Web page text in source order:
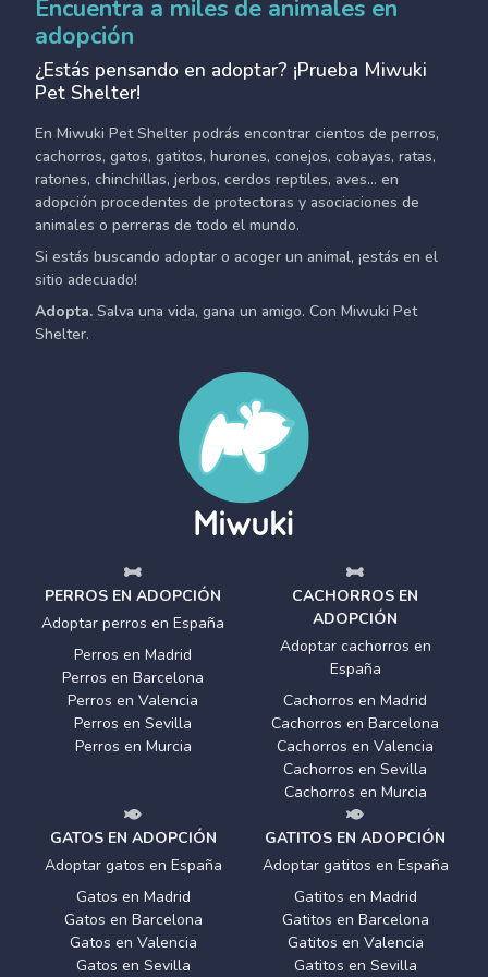
Encuentra a miles de animales en
adopción
¿Estás pensando en adoptar? ¡Prueba Miwuki
Pet Shelter!
En Miwuki Pet Shelter podrás encontrar cientos de perros,
cachorros, gatos, gatitos, hurones, conejos, cobayas, ratas,
ratones, chinchillas, jerbos, cerdos reptiles, aves... en
adopción procedentes de protectoras y asociaciones de
animales o perreras de todo el mundo.
Si estás buscando adoptar o acoger un animal, ¡estás en el
sitio adecuado!
Adopta. Salva una vida, gana un amigo. Con Miwuki Pet
Shelter.
PERROS EN ADOPCIÓN
Adoptar perros en España
Perros en Madrid
Perros en Barcelona
Perros en Valencia
Perros en Sevilla
Perros en Murcia
CACHORROS EN
ADOPCIÓN
Adoptar cachorros en
España
Cachorros en Madrid
Cachorros en Barcelona
Cachorros en Valencia
Cachorros en Sevilla
Cachorros en Murcia
GATOS EN ADOPCIÓN
Adoptar gatos en España
Gatos en Madrid
Gatos en Barcelona
Gatos en Valencia
Gatos en Sevilla
GATITOS EN ADOPCIÓN
Adoptar gatitos en España
Gatitos en Madrid
Gatitos en Barcelona
Gatitos en Valencia
Gatitos en Sevilla